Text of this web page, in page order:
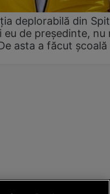
deplorabilă din
eu de președinte, nu
asta a făcut școală